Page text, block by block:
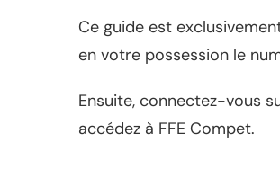
Ce guide est
en votre possession le
Ensuite, connectez-vous
accédez à FFE Compet.